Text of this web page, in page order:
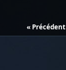
« Précédent